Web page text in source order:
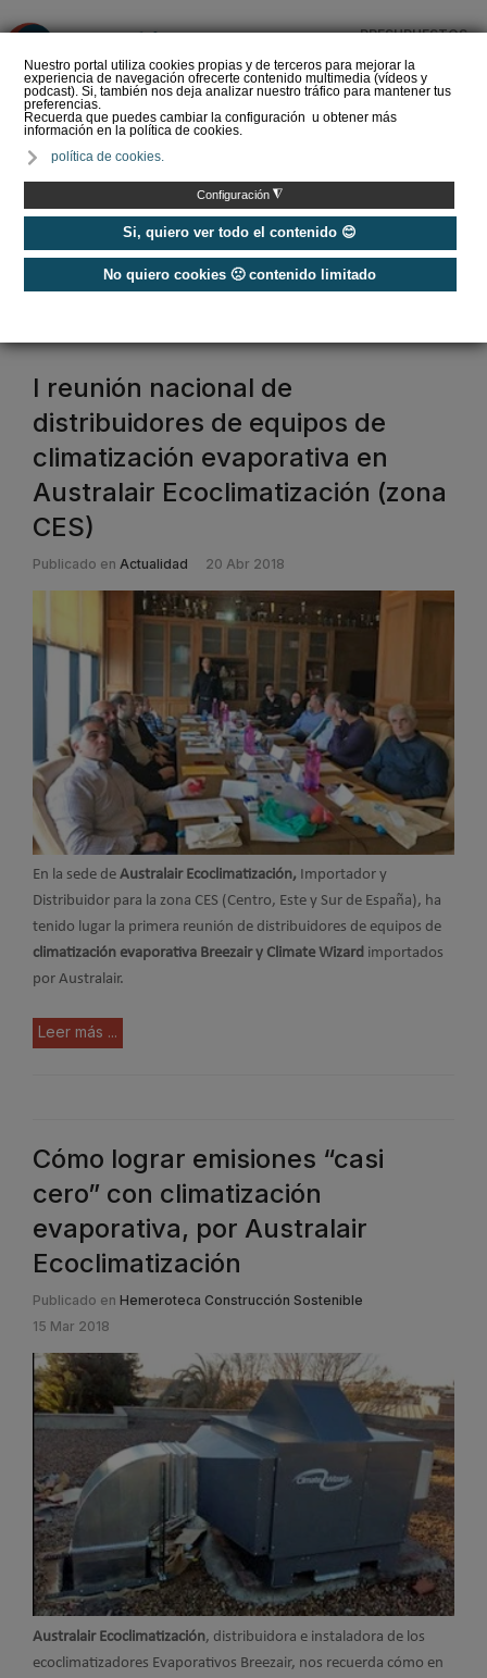
Nuestro portal utiliza cookies propias y de terceros para mejorar la
experiencia de navegación ofrecerte contenido multimedia (vídeos y
podcast). Si, también nos deja analizar nuestro tráfico para mantener tus
preferencias.
Recuerda que puedes cambiar la configuración u obtener más
información en la política de cookies.
política de cookies.
Configuración ◮
Si, quiero ver todo el contenido 😊
No quiero cookies 🙁 contenido limitado
PRESUPUESTOS
del Amperio (Episodio 3)
Etiquetas / Australair Ecoclimatización
I reunión nacional de
distribuidores de equipos de
climatización evaporativa en
Australair Ecoclimatización (zona
CES)
Publicado en Actualidad 20 Abr 2018
En la sede de Australair Ecoclimatización, Importador y
Distribuidor para la zona CES (Centro, Este y Sur de España), ha
tenido lugar la primera reunión de distribuidores de equipos de
climatización evaporativa Breezair y Climate Wizard importados
por Australair.
Leer más ...
Cómo lograr emisiones “casi
cero” con climatización
evaporativa, por Australair
Ecoclimatización
Publicado en Hemeroteca Construcción Sostenible
15 Mar 2018
Australair Ecoclimatización, distribuidora e instaladora de los
ecoclimatizadores Evaporativos Breezair, nos recuerda cómo en